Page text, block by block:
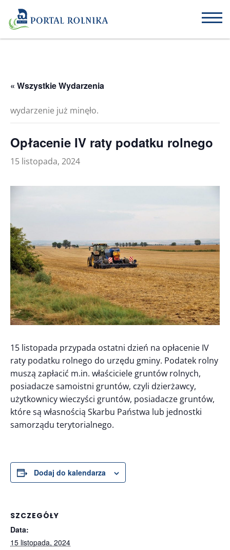
« Wszystkie Wydarzenia
wydarzenie już minęło.
Opłacenie IV raty podatku rolnego
15 listopada, 2024
15 listopada przypada ostatni dzień na opłacenie IV
raty podatku rolnego do urzędu gminy. Podatek rolny
muszą zapłacić m.in. właściciele gruntów rolnych,
posiadacze samoistni gruntów, czyli dzierżawcy,
użytkownicy wieczyści gruntów, posiadacze gruntów,
które są własnością Skarbu Państwa lub jednostki
samorządu terytorialnego.
Dodaj do kalendarza
SZCZEGÓŁY
Data:
15 listopada, 2024